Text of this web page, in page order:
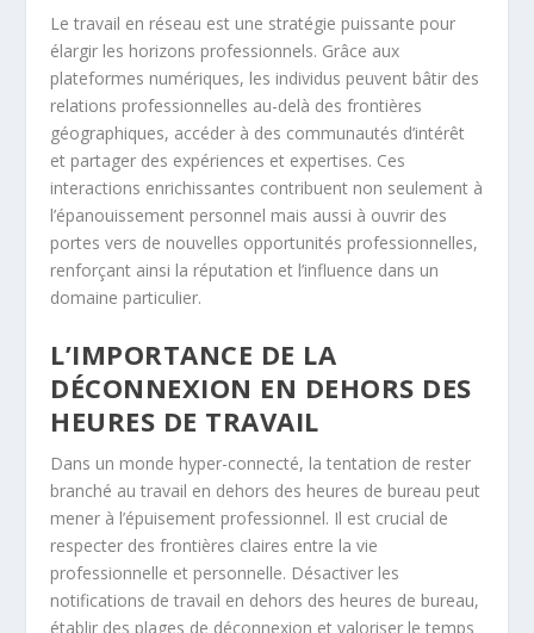
Le travail en réseau est une stratégie puissante pour
élargir les horizons professionnels. Grâce aux
plateformes numériques, les individus peuvent bâtir des
relations professionnelles au-delà des frontières
géographiques, accéder à des communautés d’intérêt
et partager des expériences et expertises. Ces
interactions enrichissantes contribuent non seulement à
l’épanouissement personnel mais aussi à ouvrir des
portes vers de nouvelles opportunités professionnelles,
renforçant ainsi la réputation et l’influence dans un
domaine particulier.
L’IMPORTANCE DE LA
DÉCONNEXION EN DEHORS DES
HEURES DE TRAVAIL
Dans un monde hyper-connecté, la tentation de rester
branché au travail en dehors des heures de bureau peut
mener à l’épuisement professionnel. Il est crucial de
respecter des frontières claires entre la vie
professionnelle et personnelle. Désactiver les
notifications de travail en dehors des heures de bureau,
établir des plages de déconnexion et valoriser le temps